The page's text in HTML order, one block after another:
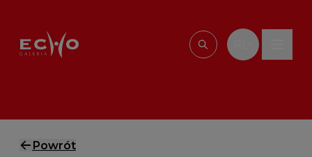
Wpisz, czego
Powrót